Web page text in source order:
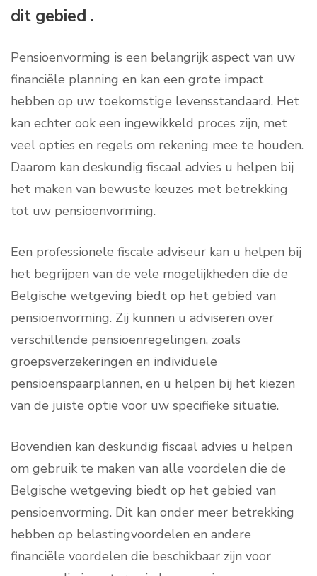
dit gebied .
Pensioenvorming is een belangrijk aspect van uw
financiële planning en kan een grote impact
hebben op uw toekomstige levensstandaard. Het
kan echter ook een ingewikkeld proces zijn, met
veel opties en regels om rekening mee te houden.
Daarom kan deskundig fiscaal advies u helpen bij
het maken van bewuste keuzes met betrekking
tot uw pensioenvorming.
Een professionele fiscale adviseur kan u helpen bij
het begrijpen van de vele mogelijkheden die de
Belgische wetgeving biedt op het gebied van
pensioenvorming. Zij kunnen u adviseren over
verschillende pensioenregelingen, zoals
groepsverzekeringen en individuele
pensioenspaarplannen, en u helpen bij het kiezen
van de juiste optie voor uw specifieke situatie.
Bovendien kan deskundig fiscaal advies u helpen
om gebruik te maken van alle voordelen die de
Belgische wetgeving biedt op het gebied van
pensioenvorming. Dit kan onder meer betrekking
hebben op belastingvoordelen en andere
financiële voordelen die beschikbaar zijn voor